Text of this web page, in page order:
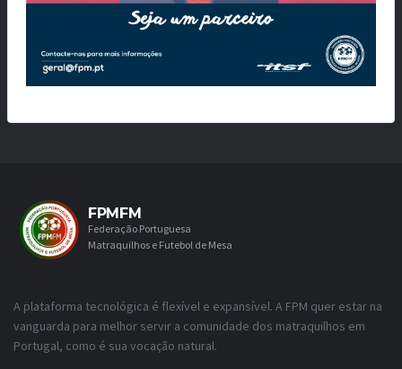
FPMFM
Federação Portuguesa
Matraquilhos e Futebol de Mesa
A plataforma tecnológica é flexível e expansível. A FPM quer estar na
vanguarda para melhor servir a comunidade dos matraquilhos em
Portugal, como é sua vocação natural.